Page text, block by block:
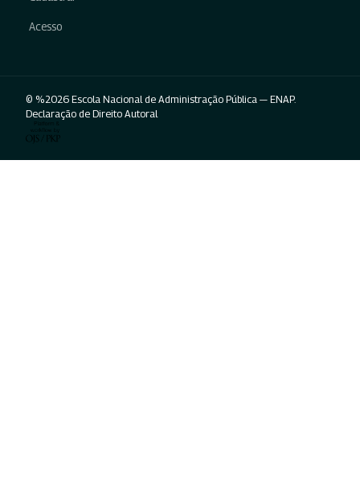
Acesso
© %2026 Escola Nacional de Administração Pública — ENAP.
Declaração de Direito Autoral